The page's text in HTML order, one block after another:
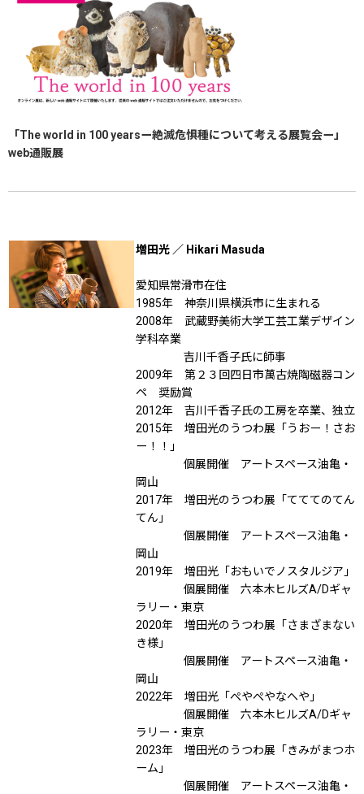
「The world in 100 yearsー絶滅危惧種について考える展覧会ー」
web通販展
増田光 ／ Hikari Masuda
愛知県常滑市在住
1985年 神奈川県横浜市に生まれる
2008年 武蔵野美術大学工芸工業デザイン
学科卒業
吉川千香子氏に師事
2009年 第２３回四日市萬古焼陶磁器コン
ペ 奨励賞
2012年 吉川千香子氏の工房を卒業、独立
2015年 増田光のうつわ展「うおー！さお
ー！！」
個展開催 アートスペース油亀・
岡山
2017年 増田光のうつわ展「てててのてん
てん」
個展開催 アートスペース油亀・
岡山
2019年 増田光「おもいでノスタルジア」
個展開催 六本木ヒルズA/Dギャ
ラリー・東京
2020年 増田光のうつわ展「さまざまない
き様」
個展開催 アートスペース油亀・
岡山
2022年 増田光「ぺやぺやなへや」
個展開催 六本木ヒルズA/Dギャ
ラリー・東京
2023年 増田光のうつわ展「きみがまつホ
ーム」
個展開催 アートスペース油亀・